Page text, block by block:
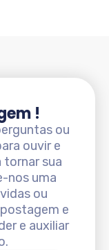
!
ou
ouvir e
tornar sua
nos uma
ou
e
e auxiliar